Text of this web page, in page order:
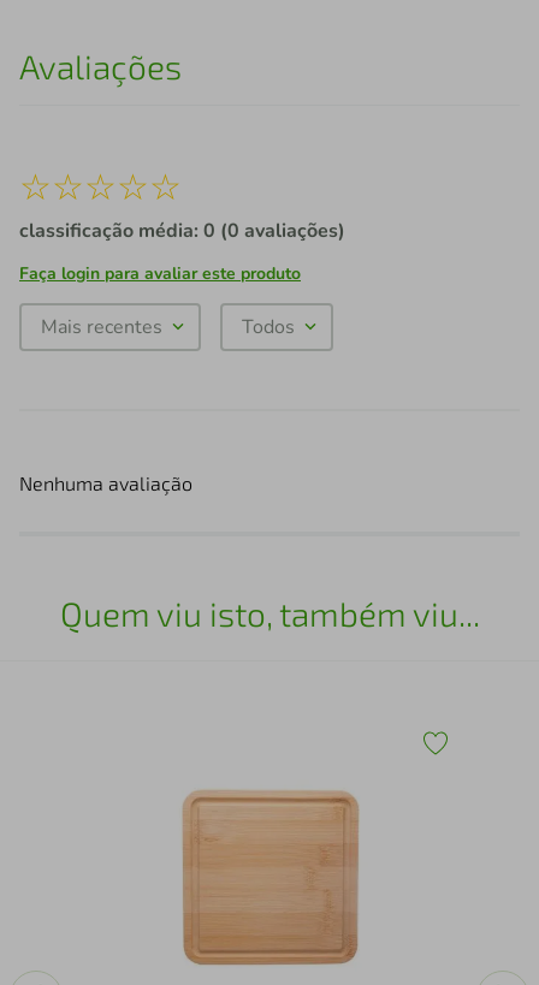
Avaliações
☆☆☆☆☆
classificação média: 0 (0 avaliações)
Faça login para avaliar este produto
Mais recentes Todos
Nenhuma avaliação
Quem viu isto, também viu...